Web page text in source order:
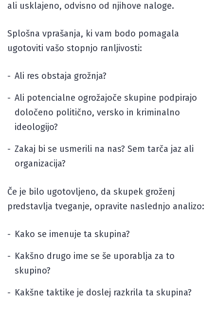
ali usklajeno, odvisno od njihove naloge.
Splošna vprašanja, ki vam bodo pomagala
ugotoviti vašo stopnjo ranljivosti:
Ali res obstaja grožnja?
Ali potencialne ogrožajoče skupine podpirajo
določeno politično, versko in kriminalno
ideologijo?
Zakaj bi se usmerili na nas? Sem tarča jaz ali
organizacija?
Če je bilo ugotovljeno, da skupek groženj
predstavlja tveganje, opravite naslednjo analizo:
Kako se imenuje ta skupina?
Kakšno drugo ime se še uporablja za to
skupino?
Kakšne taktike je doslej razkrila ta skupina?